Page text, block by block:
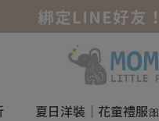
夏日洋裝｜花童禮服🎀